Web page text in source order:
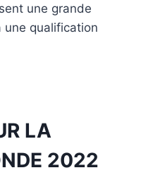
une grande
une qualification
LA
2022